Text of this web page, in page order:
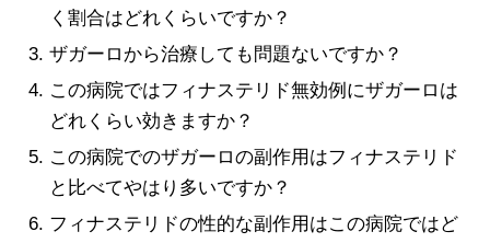
く割合はどれくらいですか？
ザガーロから治療しても問題ないですか？
この病院ではフィナステリド無効例にザガーロは
どれくらい効きますか？
この病院でのザガーロの副作用はフィナステリド
と比べてやはり多いですか？
フィナステリドの性的な副作用はこの病院ではど